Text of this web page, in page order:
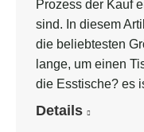
Prozess der Kauf
sind. In diesem
die beliebtesten
lange, um einen
die Esstische? es
Details